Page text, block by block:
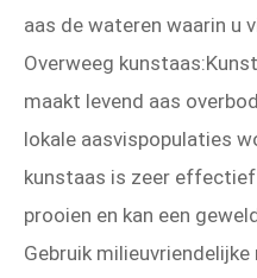
aas de wateren waarin u
Overweeg
maakt levend aas
lokale aasvispopulaties
kunstaas is zeer
prooien en kan een
Gebruik